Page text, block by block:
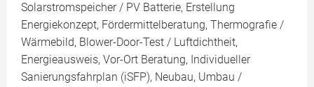
Solarstromspeicher / PV Batterie, Erstellung
Energiekonzept, Fördermittelberatung, Thermografie /
Wärmebild, Blower-Door-Test / Luftdichtheit,
Energieausweis, Vor-Ort Beratung, Individueller
Sanierungsfahrplan (iSFP), Neubau, Umbau /